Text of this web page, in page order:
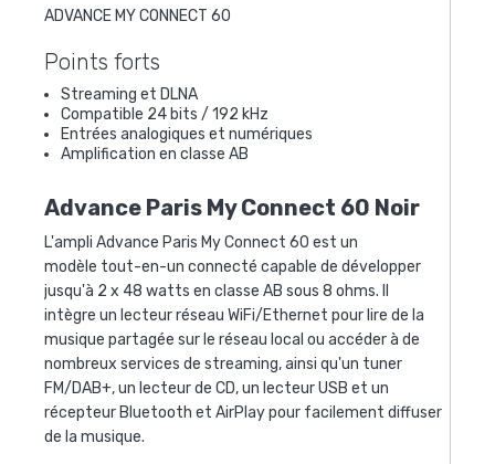
ADVANCE MY CONNECT 60
Points forts
Streaming et DLNA
Compatible 24 bits / 192 kHz
Entrées analogiques et numériques
Amplification en classe AB
Advance Paris My Connect 60 Noir
L'ampli Advance Paris My Connect 60 est un
modèle tout-en-un connecté capable de développer
jusqu'à 2 x 48 watts en classe AB sous 8 ohms. Il
intègre un lecteur réseau WiFi/Ethernet pour lire de la
musique partagée sur le réseau local ou accéder à de
nombreux services de streaming, ainsi qu'un tuner
FM/DAB+, un lecteur de CD, un lecteur USB et un
récepteur Bluetooth et AirPlay pour facilement diffuser
de la musique.